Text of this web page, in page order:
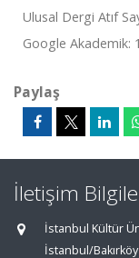
Ulusal Dergi Atıf
Google Akademik: 1
Paylaş
İletişim
İstanbul Kültür
İstanbul/Bakırköy